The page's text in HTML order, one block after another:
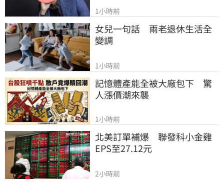
1小時前
女兒一句話　兩老退休生活全
變調
1小時前
記憶體產能全被大廠包下　驚
人漲價潮來襲
1小時前
北美訂單補爆　聯發科小金雞
EPS至27.12元
2小時前